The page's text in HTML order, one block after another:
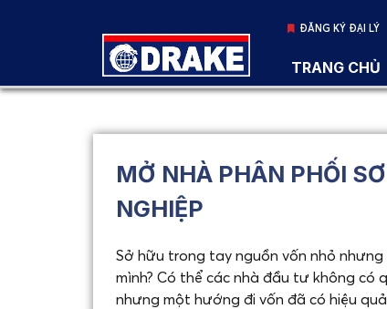
ĐĂNG KÝ ĐẠI LÝ
TRANG CHỦ
MỞ NHÀ PHÂN PHỐI
NGHIỆP
Sở hữu trong tay nguồn vốn nhỏ
mình? Có thể các nhà đầu tư không có
nhưng một hướng đi vốn đã có hiệu